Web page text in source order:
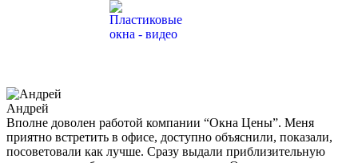
Андрей
Вполне доволен работой компании “Окна Цены”. Меня
приятно встретить в офисе, доступно объяснили, показали,
посоветовали как лучше. Сразу выдали приблизительную